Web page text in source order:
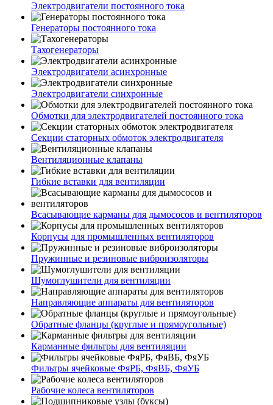
Электродвигатели постоянного тока
Генераторы постоянного тока
Тахогенераторы
Электродвигатели асинхронные
Электродвигатели синхронные
Обмотки для электродвигателей постоянного тока
Секции статорных обмоток электродвигателя
Вентиляционные клапаны
Гибкие вставки для вентиляции
Всасывающие карманы для дымососов и вентиляторов
Корпусы для промышленных вентиляторов
Пружинные и резиновые виброизоляторы
Шумоглушители для вентиляции
Направляющие аппараты для вентиляторов
Обратные фланцы (круглые и прямоугольные)
Карманные фильтры для вентиляции
Фильтры ячейковые ФяРБ, ФяВБ, ФяУБ
Рабочие колеса вентиляторов